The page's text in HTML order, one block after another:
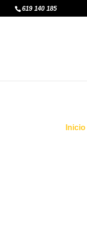
619 140 185
Inicio